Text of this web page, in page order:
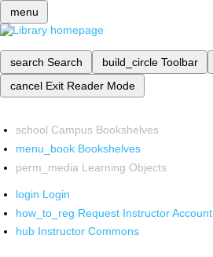
menu
search Search build_circle Toolbar
cancel Exit Reader Mode
school Campus Bookshelves
menu_book Bookshelves
perm_media Learning Objects
login Login
how_to_reg Request Instructor Account
hub Instructor Commons